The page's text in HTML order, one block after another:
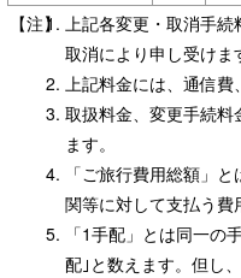
【注】 上記各変更・取消手
取消により申し受けま
上記料金には、通信費
取扱料金、変更手続
ます。
「ご旅行費用総額」
関等に対して支払う費
「1手配」とは同一の
配｣と数えます。但し